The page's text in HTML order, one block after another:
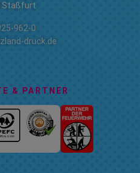
Staßfurt
962-0
druck.de
& PARTNER